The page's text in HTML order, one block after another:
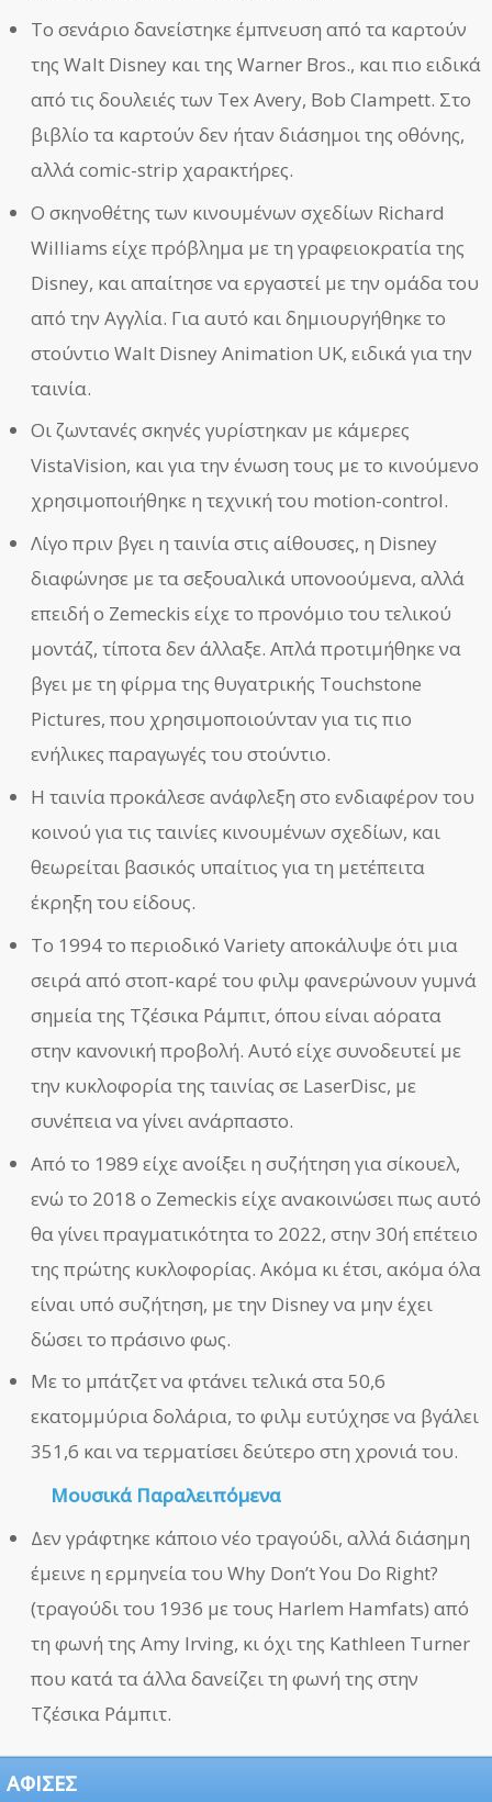
Το σενάριο δανείστηκε έμπνευση από τα καρτούν
της Walt Disney και της Warner Bros., και πιο ειδικά
από τις δουλειές των Tex Avery, Bob Clampett. Στο
βιβλίο τα καρτούν δεν ήταν διάσημοι της οθόνης,
αλλά comic-strip χαρακτήρες.
Ο σκηνοθέτης των κινουμένων σχεδίων Richard
Williams είχε πρόβλημα με τη γραφειοκρατία της
Disney, και απαίτησε να εργαστεί με την ομάδα του
από την Αγγλία. Για αυτό και δημιουργήθηκε το
στούντιο Walt Disney Animation UK, ειδικά για την
ταινία.
Οι ζωντανές σκηνές γυρίστηκαν με κάμερες
VistaVision, και για την ένωση τους με το κινούμενο
χρησιμοποιήθηκε η τεχνική του motion-control.
Λίγο πριν βγει η ταινία στις αίθουσες, η Disney
διαφώνησε με τα σεξουαλικά υπονοούμενα, αλλά
επειδή ο Zemeckis είχε το προνόμιο του τελικού
μοντάζ, τίποτα δεν άλλαξε. Απλά προτιμήθηκε να
βγει με τη φίρμα της θυγατρικής Touchstone
Pictures, που χρησιμοποιούνταν για τις πιο
ενήλικες παραγωγές του στούντιο.
Η ταινία προκάλεσε ανάφλεξη στο ενδιαφέρον του
κοινού για τις ταινίες κινουμένων σχεδίων, και
θεωρείται βασικός υπαίτιος για τη μετέπειτα
έκρηξη του είδους.
Το 1994 το περιοδικό Variety αποκάλυψε ότι μια
σειρά από στοπ-καρέ του φιλμ φανερώνουν γυμνά
σημεία της Τζέσικα Ράμπιτ, όπου είναι αόρατα
στην κανονική προβολή. Αυτό είχε συνοδευτεί με
την κυκλοφορία της ταινίας σε LaserDisc, με
συνέπεια να γίνει ανάρπαστο.
Από το 1989 είχε ανοίξει η συζήτηση για σίκουελ,
ενώ το 2018 ο Zemeckis είχε ανακοινώσει πως αυτό
θα γίνει πραγματικότητα το 2022, στην 30ή επέτειο
της πρώτης κυκλοφορίας. Ακόμα κι έτσι, ακόμα όλα
είναι υπό συζήτηση, με την Disney να μην έχει
δώσει το πράσινο φως.
Με το μπάτζετ να φτάνει τελικά στα 50,6
εκατομμύρια δολάρια, το φιλμ ευτύχησε να βγάλει
351,6 και να τερματίσει δεύτερο στη χρονιά του.
Μουσικά Παραλειπόμενα
Δεν γράφτηκε κάποιο νέο τραγούδι, αλλά διάσημη
έμεινε η ερμηνεία του Why Don’t You Do Right?
(τραγούδι του 1936 με τους Harlem Hamfats) από
τη φωνή της Amy Irving, κι όχι της Kathleen Turner
που κατά τα άλλα δανείζει τη φωνή της στην
Τζέσικα Ράμπιτ.
ΑΦΙΣΕΣ